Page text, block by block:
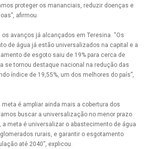
proteger os mananciais, reduzir doenças e
afirmou.
avanços já alcançados em Teresina. “Os
de água já estão universalizados na capital e a
de esgoto saiu de 19% para cerca de
se tornou destaque nacional na redução das
índice de 19,55%, um dos melhores do país”,
meta é ampliar ainda mais a cobertura dos
buscar a universalização no menor prazo
a meta é universalizar o abastecimento de água
rurais, e garantir o esgotamento
até 2040”, explicou.